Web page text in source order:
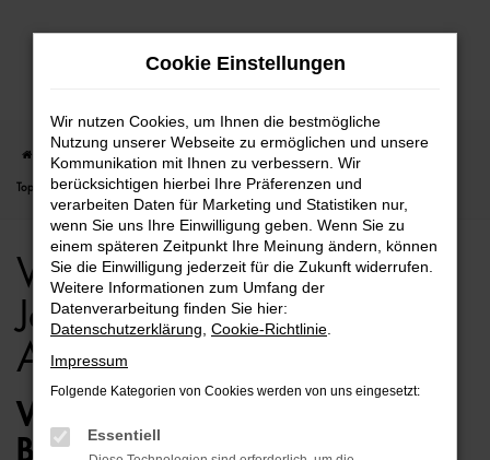
Zum
Startseite Bielefeld VW VW Passat für Bielefeld Jahreswagen
Top Angebote
VW Passat für Bielefeld
Jahreswagen Top
Angebote
VW PASSAT JAHRESWAGEN –
BESTENS MOBIL IN BIELEFELD
Cookie Einstellungen
Wir nutzen Cookies, um Ihnen die bestmögliche
Nutzung unserer Webseite zu ermöglichen und unsere
Kommunikation mit Ihnen zu verbessern. Wir
berücksichtigen hierbei Ihre Präferenzen und
verarbeiten Daten für Marketing und Statistiken nur,
wenn Sie uns Ihre Einwilligung geben. Wenn Sie zu
einem späteren Zeitpunkt Ihre Meinung ändern, können
Sie die Einwilligung jederzeit für die Zukunft widerrufen.
Weitere Informationen zum Umfang der
Datenverarbeitung finden Sie hier:
Datenschutzerklärung Cookie-Richtlinie
Impressum
Folgende Kategorien von Cookies werden von uns eingesetzt:
Essentiell